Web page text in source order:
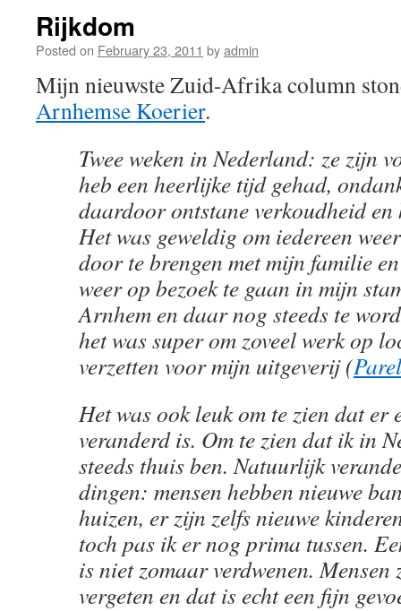
Rijkdom
Posted on February 23, 2011 byadmin
Mijn nieuwste Zuid-Afrika column
Arnhemse Koerier.
Twee weken in Nederland: ze zijn
heb een heerlijke tijd gehad,
daardoor ontstane verkoudheid en
Het was geweldig om iedereen
door te brengen met mijn familie
weer op bezoek te gaan in mijn
Arnhem en daar nog steeds te
het was super om zoveel werk op
verzetten voor mijn uitgeverij (
Het was ook leuk om te zien dat er
veranderd is. Om te zien dat ik in
steeds thuis ben. Natuurlijk
dingen: mensen hebben nieuwe
huizen, er zijn zelfs nieuwe
toch pas ik er nog prima tussen.
is niet zomaar verdwenen. Mensen
vergeten en dat is echt een fijn